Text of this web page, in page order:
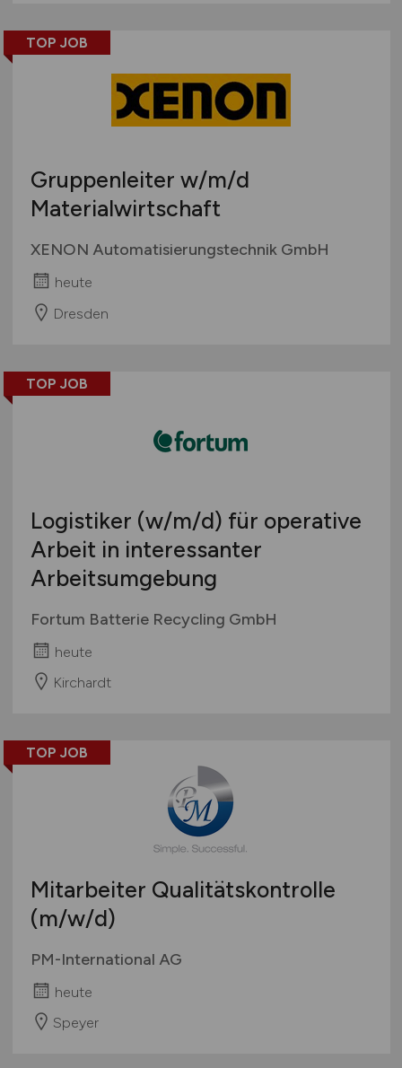
TOP JOB
Gruppenleiter w/m/d
Materialwirtschaft
XENON Automatisierungstechnik GmbH
heute
Dresden
TOP JOB
Logistiker (w/m/d) für operative
Arbeit in interessanter
Arbeitsumgebung
Fortum Batterie Recycling GmbH
heute
Kirchardt
TOP JOB
Mitarbeiter Qualitätskontrolle
(m/w/d)
PM-International AG
heute
Speyer